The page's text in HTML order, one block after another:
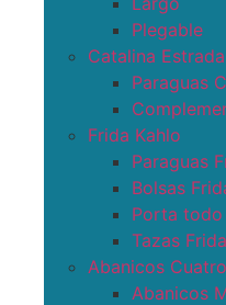
Plegable
Catalina Estrada
Paraguas
Frida Kahlo
Paraguas
Bolsas
Porta todo
Tazas
Abanicos
Abanicos